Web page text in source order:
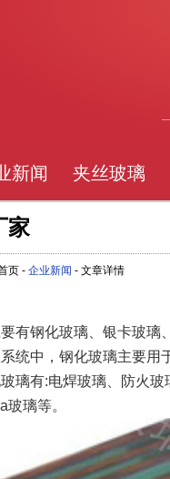
新闻 夹丝玻璃
家
页 - 企业新闻 - 文章详情
有钢化玻璃、银卡玻璃
统中，钢化玻璃主要用
璃有:电焊玻璃、防火玻
璃等。